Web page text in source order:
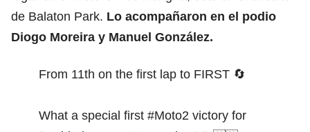
de Balaton Park. Lo acompañaron en el podio
Diogo Moreira y Manuel González.
From 11th on the first lap to FIRST 🔄
What a special first #Moto2 victory for